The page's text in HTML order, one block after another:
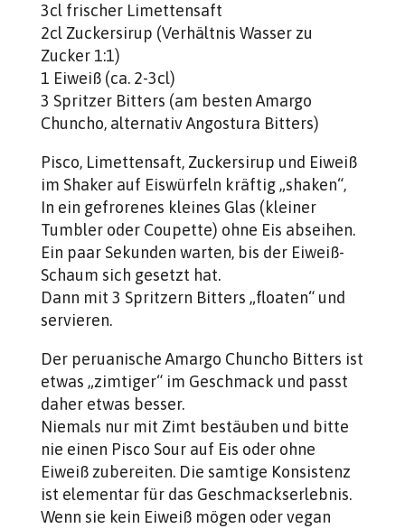
3cl frischer Limettensaft
2cl Zuckersirup (Verhältnis Wasser zu
Zucker 1:1)
1 Eiweiß (ca. 2-3cl)
3 Spritzer Bitters (am besten Amargo
Chuncho, alternativ Angostura Bitters)
Pisco, Limettensaft, Zuckersirup und Eiweiß
im Shaker auf Eiswürfeln kräftig „shaken“,
In ein gefrorenes kleines Glas (kleiner
Tumbler oder Coupette) ohne Eis abseihen.
Ein paar Sekunden warten, bis der Eiweiß-
Schaum sich gesetzt hat.
Dann mit 3 Spritzern Bitters „floaten“ und
servieren.
Der peruanische Amargo Chuncho Bitters ist
etwas „zimtiger“ im Geschmack und passt
daher etwas besser.
Niemals nur mit Zimt bestäuben und bitte
nie einen Pisco Sour auf Eis oder ohne
Eiweiß zubereiten. Die samtige Konsistenz
ist elementar für das Geschmackserlebnis.
Wenn sie kein Eiweiß mögen oder vegan